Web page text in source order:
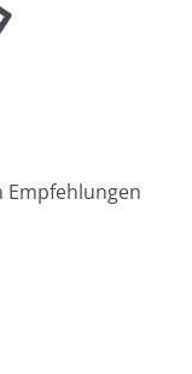
Empfehlungen